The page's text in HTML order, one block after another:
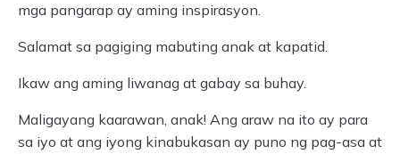
mga pangarap ay aming inspirasyon.
Salamat sa pagiging mabuting anak at kapatid.
Ikaw ang aming liwanag at gabay sa buhay.
Maligayang kaarawan, anak! Ang araw na ito ay para
sa iyo at ang iyong kinabukasan ay puno ng pag-asa at